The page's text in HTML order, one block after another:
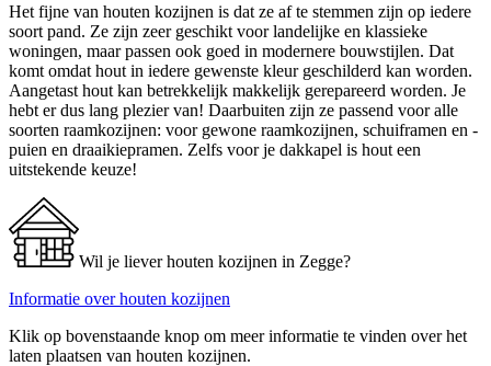
Het fijne van houten kozijnen is dat ze af te stemmen zijn op iedere
soort pand. Ze zijn zeer geschikt voor landelijke en klassieke
woningen, maar passen ook goed in modernere bouwstijlen. Dat
komt omdat hout in iedere gewenste kleur geschilderd kan worden.
Aangetast hout kan betrekkelijk makkelijk gerepareerd worden. Je
hebt er dus lang plezier van! Daarbuiten zijn ze passend voor alle
soorten raamkozijnen: voor gewone raamkozijnen, schuiframen en -
puien en draaikiepramen. Zelfs voor je dakkapel is hout een
uitstekende keuze!
Wil je liever houten kozijnen in Zegge?
Informatie over houten kozijnen
Klik op bovenstaande knop om meer informatie te vinden over het
laten plaatsen van houten kozijnen.